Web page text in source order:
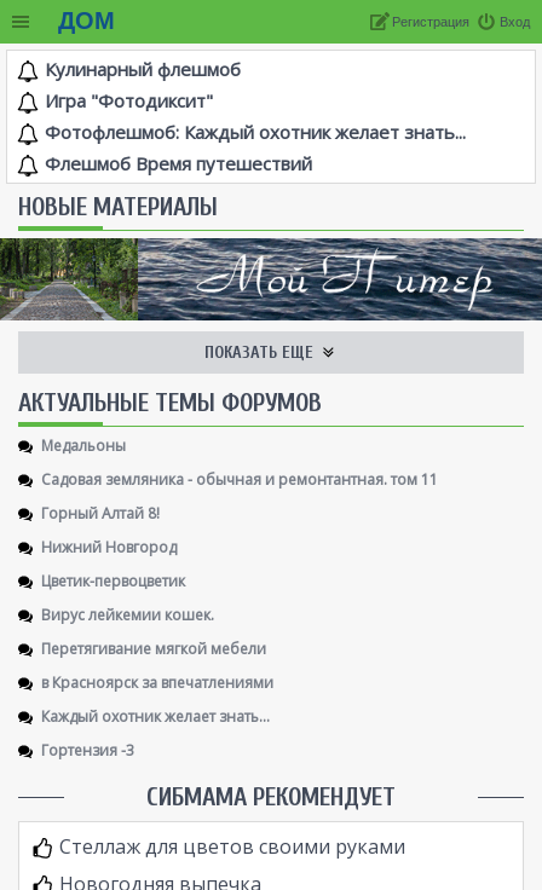
ДОМ Вход
Регистрация
Кулинарный флешмоб
Игра "Фотодиксит"
Фотофлешмоб: Каждый охотник желает знать...
Флешмоб Время путешествий
НОВЫЕ МАТЕРИАЛЫ
ПОКАЗАТЬ ЕЩЕ
AКТУАЛЬНЫЕ ТЕМЫ ФОРУМОВ
Медальоны
Садовая земляника - обычная и ремонтантная. том 11
Горный Алтай 8!
Нижний Новгород
Цветик-первоцветик
Вирус лейкемии кошек.
Перетягивание мягкой мебели
в Красноярск за впечатлениями
Каждый охотник желает знать...
Гортензия -3
СИБМАМА РЕКОМЕНДУЕТ
Стеллаж для цветов своими руками
Новогодняя выпечка